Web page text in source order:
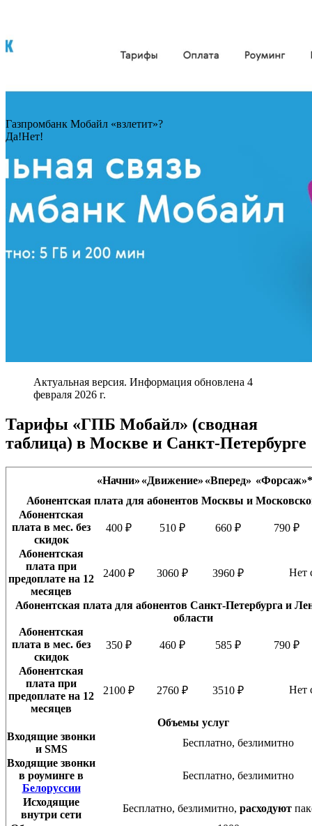
Газпромбанк Мобайл «взлетит»?
Да!Нет!
Актуальная версия. Информация обновлена 4
февраля 2026 г.
Тарифы «ГПБ Мобайл» (сводная
таблица) в Москве и Санкт-Петербурге
«Начни» «Движение» «Вперед»
Абонентская плата для абонентов Москвы и
Абонентская
плата в мес. без
скидок
400 ₽ 510 ₽ 660 ₽ 790 ₽
Абонентская
плата при
предоплате на 12
месяцев
2400 ₽ 3060 ₽ 3960 ₽ Нет
Абонентская плата для абонентов Санкт-Петербурга и
области
Абонентская
плата в мес. без
скидок
350 ₽ 460 ₽ 585 ₽ 790 ₽
Абонентская
плата при
предоплате на 12
месяцев
2100 ₽ 2760 ₽ 3510 ₽ Нет
Объемы услуг
Входящие звонки
и SMS
Бесплатно, безлимитно
Входящие звонки
в роуминге в
Белоруссии
Бесплатно, безлимитно
Исходящие
внутри сети
Бесплатно, безлимитно, расходуют